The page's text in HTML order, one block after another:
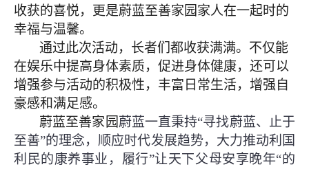
收获的喜悦，更是蔚蓝至善家园家人在一起时的
幸福与温馨。
通过此次活动，长者们都收获满满。不仅能
在娱乐中提高身体素质，促进身体健康，还可以
增强参与活动的积极性，丰富日常生活，增强自
豪感和满足感。
蔚蓝至善家园蔚蓝一直秉持“寻找蔚蓝、止于
至善”的理念，顺应时代发展趋势，大力推动利国
利民的康养事业，履行”让天下父母安享晚年“的